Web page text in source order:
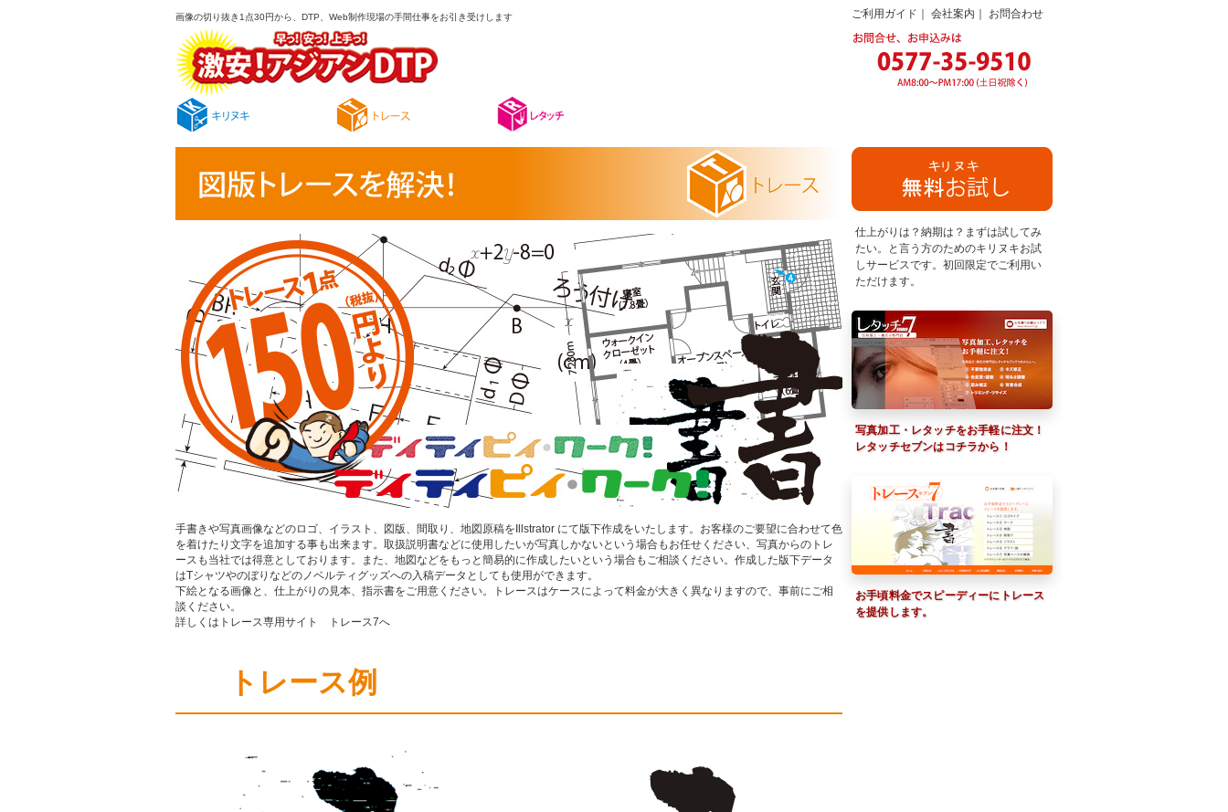
画像の切り抜き1点30円から、DTP、Web制作現場の手間仕事をお引き受けします ご利用ガイド 会社案内 お問合わせ
手書きや写真画像などのロゴ、イラスト、図版、間取り、地図原稿をIllstrator にて版下作成をいたします。お客様のご要望に合わせて色
を着けたり文字を追加する事も出来ます。取扱説明書などに使用したいが写真しかないという場合もお任せください、写真からのトレ
ースも当社では得意としております。また、地図などをもっと簡易的に作成したいという場合もご相談ください。作成した版下データ
はTシャツやのぼりなどのノベルティグッズへの入稿データとしても使用ができます。
下絵となる画像と、仕上がりの見本、指示書をご用意ください。トレースはケースによって料金が大きく異なりますので、事前にご相
談ください。
詳しくはトレース専用サイト
トレース7へ
トレース例
仕上がりは？納期は？まずは試してみ
たい。と言う方のためのキリヌキお試
しサービスです。初回限定でご利用い
ただけます。
写真加工・レタッチをお手軽に注文！
レタッチセブンはコチラから！
お手頃料金でスピーディーにトレース
を提供します。